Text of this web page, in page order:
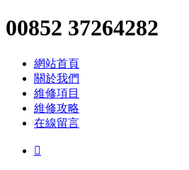
00852 37264282
網站首頁
關於我們
維修項目
維修攻略
在線留言
